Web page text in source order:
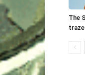
The